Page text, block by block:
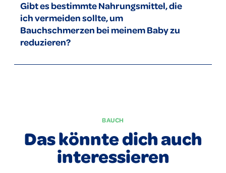
Verwende dabei ein wenig warmes Öl oder unsere Dentinox
Bäuchleinsalbe und übe leichten Druck bei der
Bauchmassage aus.
Gibt es bestimmte Nahrungsmittel, die
ich vermeiden sollte, um
Bauchschmerzen bei meinem Baby zu
reduzieren?
BAUCH
Das könnte dich auch
interessieren